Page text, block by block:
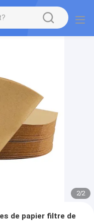
2/2
de papier filtre de